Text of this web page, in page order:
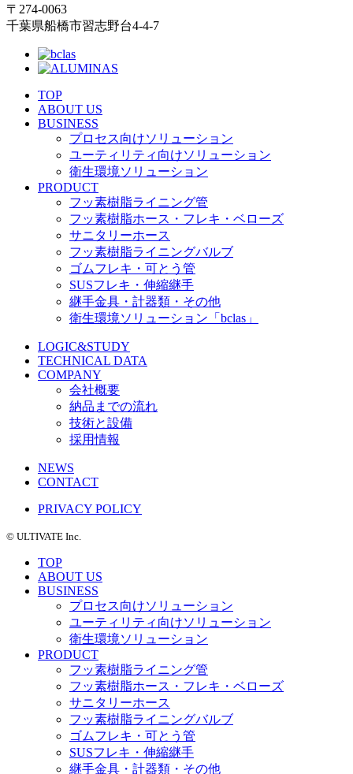
〒274-0063
千葉県船橋市習志野台4-4-7
TOP
ABOUT US
BUSINESS
プロセス向けソリューション
ユーティリティ向けソリューション
衛生環境ソリューション
PRODUCT
フッ素樹脂ライニング管
フッ素樹脂ホース・フレキ・ベローズ
サニタリーホース
フッ素樹脂ライニングバルブ
ゴムフレキ・可とう管
SUSフレキ・伸縮継手
継手金具・計器類・その他
衛生環境ソリューション「bclas」
LOGIC&STUDY
TECHNICAL DATA
COMPANY
会社概要
納品までの流れ
技術と設備
採用情報
NEWS
CONTACT
PRIVACY POLICY
©️ ULTIVATE Inc.
TOP
ABOUT US
BUSINESS
プロセス向けソリューション
ユーティリティ向けソリューション
衛生環境ソリューション
PRODUCT
フッ素樹脂ライニング管
フッ素樹脂ホース・フレキ・ベローズ
サニタリーホース
フッ素樹脂ライニングバルブ
ゴムフレキ・可とう管
SUSフレキ・伸縮継手
継手金具・計器類・その他